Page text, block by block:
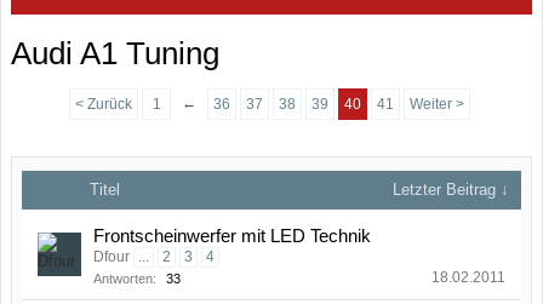
Audi A1 Tuning
< Zurück 1 ← 36 37 38 39 40 41 Weiter >
Titel Letzter Beitrag ↓
Frontscheinwerfer mit LED Technik
Dfour ... 2 3 4
Antworten: 33 18.02.2011